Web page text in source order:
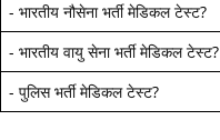
- भारतीय नौसेना भर्ती मेडिकल टेस्ट?
- भारतीय वायु सेना भर्ती मेडिकल टेस्ट?
- पुलिस भर्ती मेडिकल टेस्ट?